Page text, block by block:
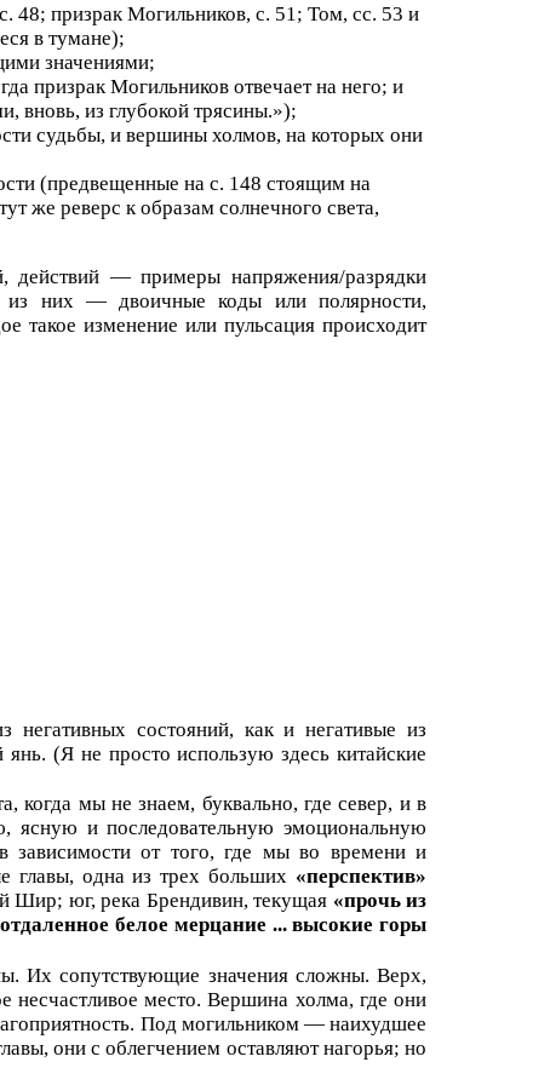
48; призрак Могильников, с. 51; Том, сс. 53 и
в тумане);
значениями;
призрак Могильников отвечает на него; и
вновь, из глубокой трясины.»);
судьбы, и вершины холмов, на которых они
(предвещенные на с. 148 стоящим на
же реверс к образам солнечного света,
действий — примеры напряжения/разрядки
из них — двоичные коды или полярности,
такое изменение или пульсация происходит
состояний, как и негативые из
(Я не просто использую здесь китайские
когда мы не знаем, буквально, где север, и в
ясную и последовательную эмоциональную
зависимости от того, где мы во времени и
главы, одна из трех больших «перспектив»
Шир; юг, река Брендивин, текущая «прочь из
белое мерцание ...высокие горы
Их сопутствующие значения сложны. Верх,
место. Вершина холма, где они
Под могильником — наихудшее
они с облегчением оставляют нагорья; но